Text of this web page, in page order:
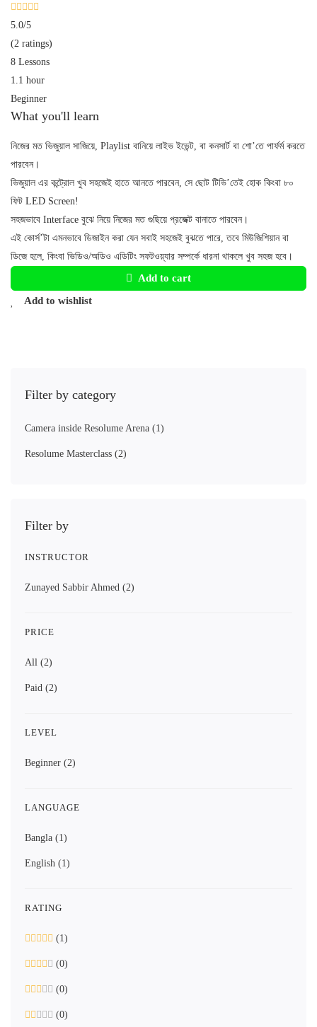
Filter by category
Camera inside Resolume Arena (1)
Resolume Masterclass (2)
Filter by
INSTRUCTOR
Zunayed Sabbir Ahmed (2)
PRICE
All (2)
Paid (2)
LEVEL
Beginner (2)
LANGUAGE
Bangla (1)
English (1)
RATING
(1)
(0)
(0)
(0)
5.0/5
(2 ratings)
8 Lessons
1.1 hour
Beginner
What you'll learn
নিজের মত ভিজুয়াল সাজিয়ে, Playlist বানিয়ে লাইভ ইভেন্ট, বা কনসার্ট বা শো’তে পার্ফর্ম করতে
পারবেন।
ভিজুয়াল এর কন্ট্রোল খুব সহজেই হাতে আনতে পারবেন, সে ছোট টিভি’তেই হোক কিংবা ৮০
ফিট LED Screen!
সহজভাবে Interface বুঝে নিয়ে নিজের মত গুছিয়ে প্রজেক্ট বানাতে পারবেন।
এই কোর্স’টা এমনভাবে ডিজাইন করা যেন সবাই সহজেই বুঝতে পারে, তবে মিউজিশিয়ান বা
ডিজে হলে, কিংবা ভিডিও/অডিও এডিটিং সফটওয়্যার সম্পর্কে ধারনা থাকলে খুব সহজ হবে।
Add to cart
Add to wishlist